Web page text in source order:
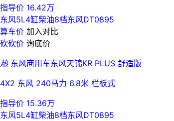
指导价 16.42万
东风5L4缸柴油8档东风DT0895
算车价 加入对比
砍砍价 询底价
热东风商用车东风天锦KR PLUS 舒适版
4X2 东风 240马力 6.8米 栏板式
指导价 15.36万
东风5L4缸柴油8档东风DT0895